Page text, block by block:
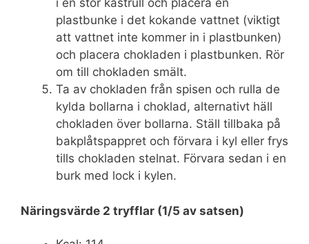
i en stor kastrull och placera en
plastbunke i det kokande vattnet (viktigt
att vattnet inte kommer in i plastbunken)
och placera chokladen i plastbunken. Rör
om till chokladen smält.
Ta av chokladen från spisen och rulla de
kylda bollarna i choklad, alternativt häll
chokladen över bollarna. Ställ tillbaka på
bakplåtspappret och förvara i kyl eller frys
tills chokladen stelnat. Förvara sedan i en
burk med lock i kylen.
Näringsvärde 2 tryfflar (1/5 av satsen)